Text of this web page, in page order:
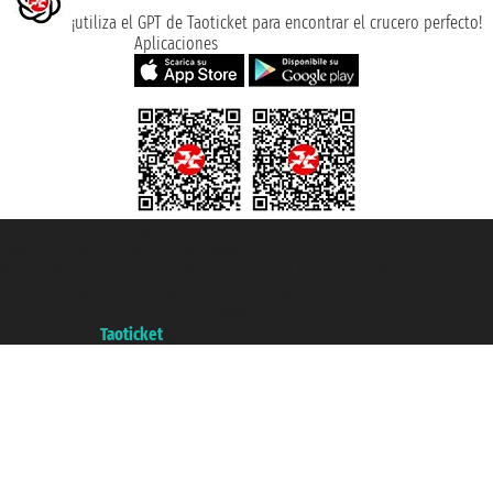
¡utiliza el GPT de Taoticket para encontrar el crucero perfecto!
Aplicaciones
Taoticket